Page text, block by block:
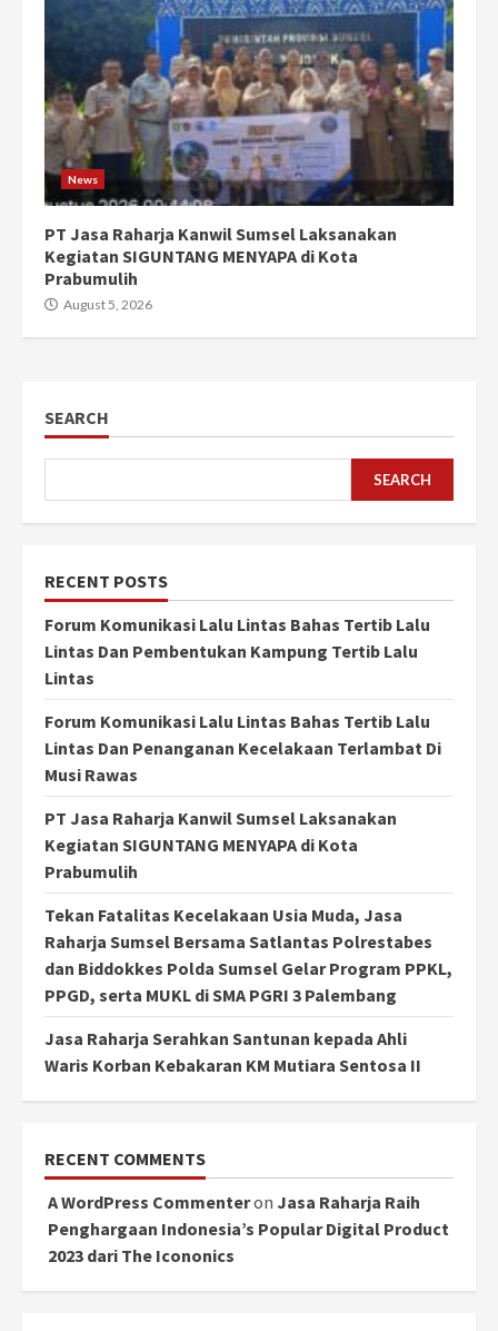
News
PT Jasa Raharja Kanwil Sumsel Laksanakan
Kegiatan SIGUNTANG MENYAPA di Kota
Prabumulih
August 5, 2026
SEARCH
SEARCH
RECENT POSTS
Forum Komunikasi Lalu Lintas Bahas Tertib Lalu
Lintas Dan Pembentukan Kampung Tertib Lalu
Lintas
Forum Komunikasi Lalu Lintas Bahas Tertib Lalu
Lintas Dan Penanganan Kecelakaan Terlambat Di
Musi Rawas
PT Jasa Raharja Kanwil Sumsel Laksanakan
Kegiatan SIGUNTANG MENYAPA di Kota
Prabumulih
Tekan Fatalitas Kecelakaan Usia Muda, Jasa
Raharja Sumsel Bersama Satlantas Polrestabes
dan Biddokkes Polda Sumsel Gelar Program PPKL,
PPGD, serta MUKL di SMA PGRI 3 Palembang
Jasa Raharja Serahkan Santunan kepada Ahli
Waris Korban Kebakaran KM Mutiara Sentosa II
RECENT COMMENTS
A WordPress Commenteron Jasa Raharja Raih
Penghargaan Indonesia’s Popular Digital Product
2023 dari The Icononics